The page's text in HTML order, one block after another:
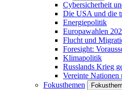
Cybersicherheit
Die USA und die
Energiepolitik
Europawahlen
Flucht und
Foresight:
Klimapolitik
Russlands Krieg
Vereinte
Fokusthemen